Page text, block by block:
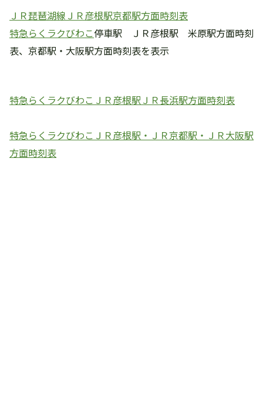
ＪＲ琵琶湖線ＪＲ彦根駅京都駅方面時刻表
特急らくラクびわこ停車駅 ＪＲ彦根駅 米原駅方面時刻
表、京都駅・大阪駅方面時刻表を表示
特急らくラクびわこＪＲ彦根駅ＪＲ長浜駅方面時刻表
特急らくラクびわこＪＲ彦根駅・ＪＲ京都駅・ＪＲ大阪駅
方面時刻表